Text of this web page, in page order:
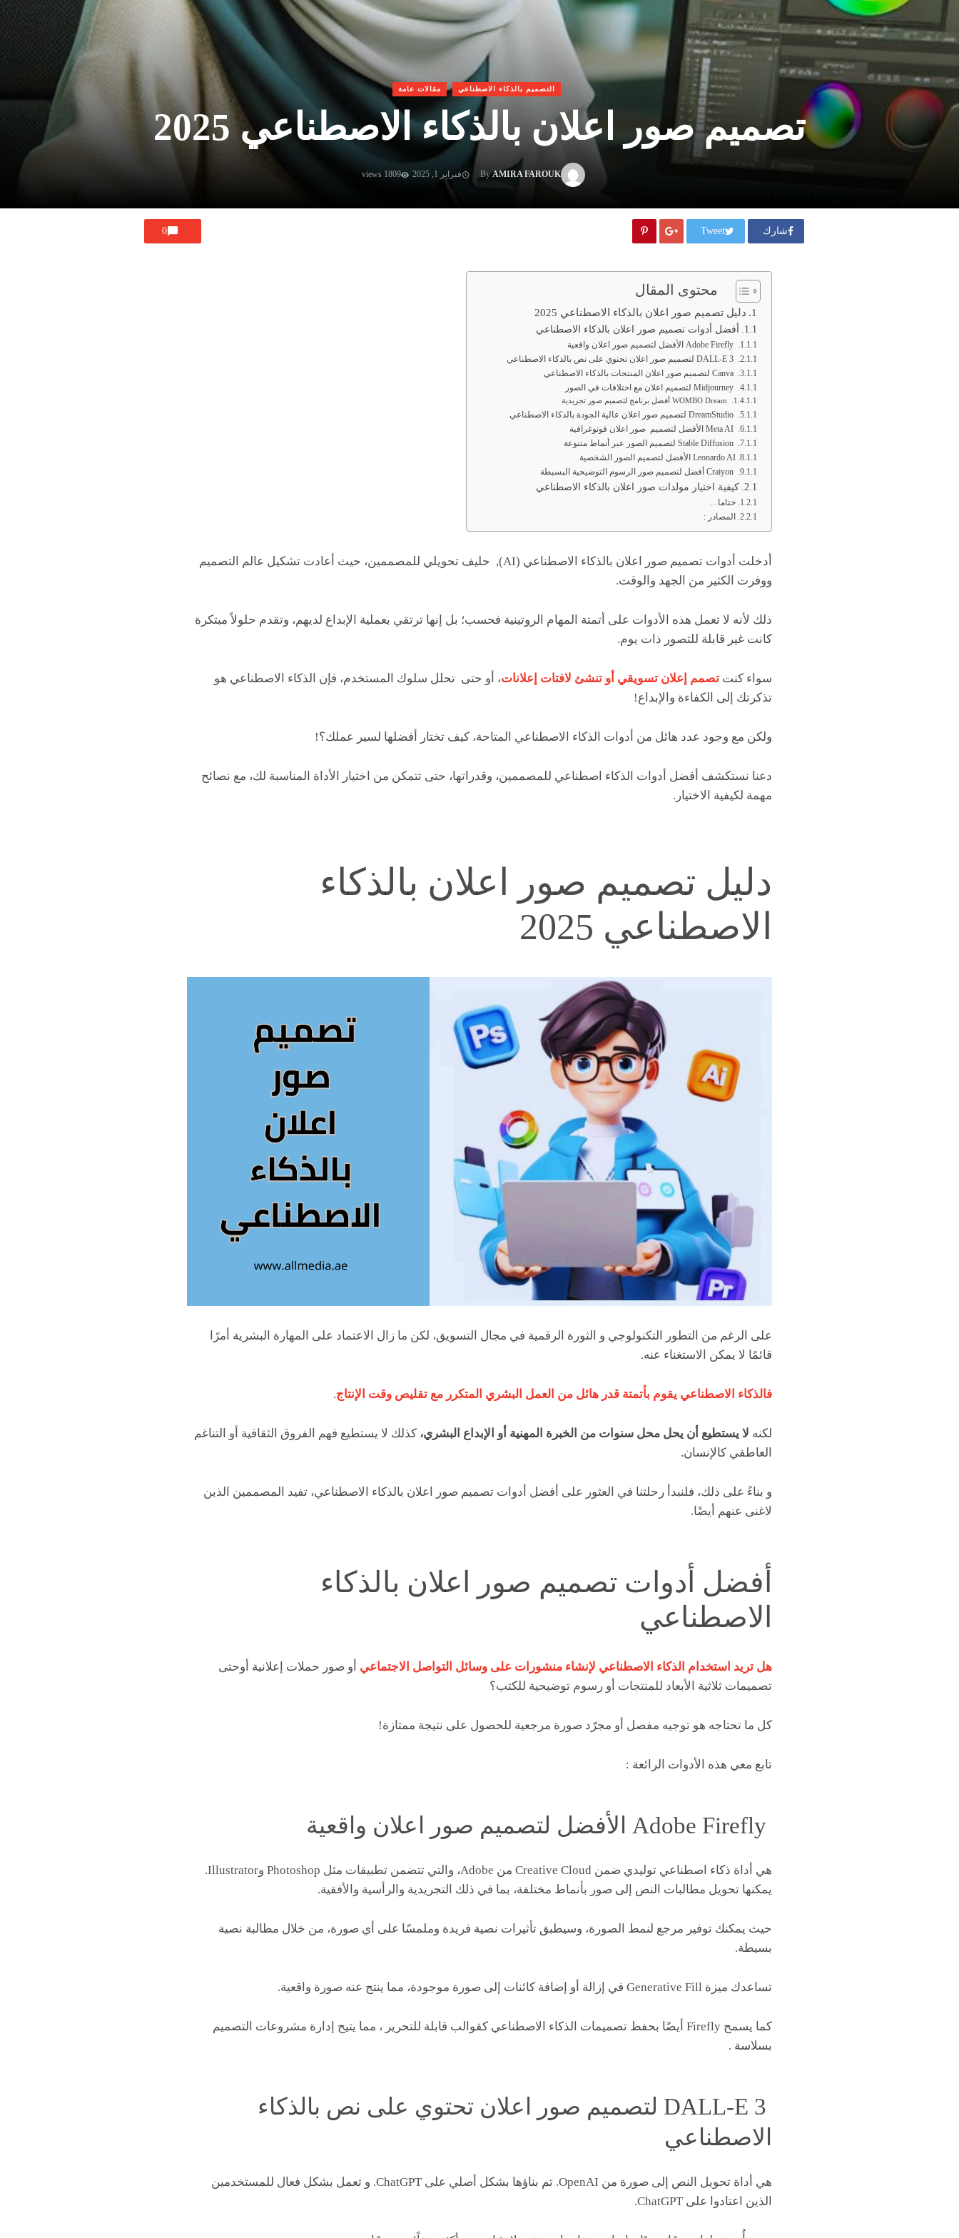
التصميم بالذكاء الاصطناعي مقالات عامة
تصميم صور اعلان بالذكاء الاصطناعي 2025
ByAMIRA FAROUK فبراير 1, 2025 1809 views
شارك Tweet
0
محتوى المقال
دليل تصميم صور اعلان بالذكاء الاصطناعي 2025
أفضل أدوات تصميم صور اعلان بالذكاء الاصطناعي
Leonardo AI الأفضل لتصميم الصور الشخصية
كيفية اختيار مولدات صور اعلان بالذكاء الاصطناعي
ختاما…
المصادر :
أدخلت أدوات تصميم صور اعلان بالذكاء الاصطناعي (AI), حليف تحويلي للمصممين، حيث أعادت تشكيل عالم التصميم
ووفرت الكثير من الجهد والوقت.
ذلك لأنه لا تعمل هذه الأدوات على أتمتة المهام الروتينية فحسب؛ بل إنها ترتقي بعملية الإبداع لديهم، وتقدم حلولاً مبتكرة
كانت غير قابلة للتصور ذات يوم.
سواء كنت تصمم إعلان تسويقي أو تنشئ لافتات إعلانات، أو حتى تحلل سلوك المستخدم، فإن الذكاء الاصطناعي هو
تذكرتك إلى الكفاءة والإبداع!
ولكن مع وجود عدد هائل من أدوات الذكاء الاصطناعي المتاحة، كيف تختار أفضلها لسير عملك؟!
دعنا نستكشف أفضل أدوات الذكاء اصطناعي للمصممين، وقدراتها، حتى تتمكن من اختيار الأداة المناسبة لك، مع نصائح
مهمة لكيفية الاختيار.
دليل تصميم صور اعلان بالذكاء
الاصطناعي 2025
على الرغم من التطور التكنولوجي و الثورة الرقمية في مجال التسويق، لكن ما زال الاعتماد على المهارة البشرية أمرًا
قائمًا لا يمكن الاستغناء عنه.
فالذكاء الاصطناعي يقوم بأتمتة قدر هائل من العمل البشري المتكرر مع تقليص وقت الإنتاج.
لكنه لا يستطيع أن يحل محل سنوات من الخبرة المهنية أو الإبداع البشري، كذلك لا يستطيع فهم الفروق الثقافية أو التناغم
العاطفي كالإنسان.
و بناءً على ذلك، فلنبدأ رحلتنا في العثور على أفضل أدوات تصميم صور اعلان بالذكاء الاصطناعي، تفيد المصممين الذين
لاغنى عنهم أيضًا.
أفضل أدوات تصميم صور اعلان بالذكاء
الاصطناعي
هل تريد استخدام الذكاء الاصطناعي لإنشاء منشورات على وسائل التواصل الاجتماعي أو صور حملات إعلانية أوحتى
تصميمات ثلاثية الأبعاد للمنتجات أو رسوم توضيحية للكتب؟
كل ما تحتاجه هو توجيه مفصل أو مجرّد صورة مرجعية للحصول على نتيجة ممتازة!
تابع معي هذه الأدوات الرائعة :
هي أداة ذكاء اصطناعي توليدي ضمن Creative Cloud من Adobe، والتي تتضمن تطبيقات مثل Photoshop وIllustrator.
يمكنها تحويل مطالبات النص إلى صور بأنماط مختلفة، بما في ذلك التجريدية والرأسية والأفقية.
حيث يمكنك توفير مرجع لنمط الصورة، وسيطبق تأثيرات نصية فريدة وملمسًا على أي صورة، من خلال مطالبة نصية
بسيطة.
تساعدك ميزة Generative Fill في إزالة أو إضافة كائنات إلى صورة موجودة، مما ينتج عنه صورة واقعية.
كما يسمح Firefly أيضًا بحفظ تصميمات الذكاء الاصطناعي كقوالب قابلة للتحرير ، مما يتيح إدارة مشروعات التصميم
بسلاسة .
DALL-E 3 لتصميم صور اعلان تحتوي على نص بالذكاء
الاصطناعي
هي أداة تحويل النص إلى صورة من OpenAI. تم بناؤها بشكل أصلي على ChatGPT. و تعمل بشكل فعال للمستخدمين
الذين اعتادوا على ChatGPT.